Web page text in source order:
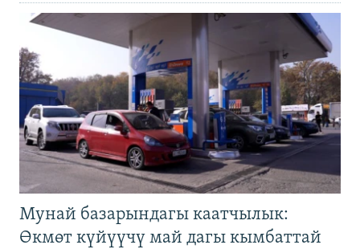
Мунай базарындагы каатчылык:
Өкмөт күйүүчү май дагы кымбаттай